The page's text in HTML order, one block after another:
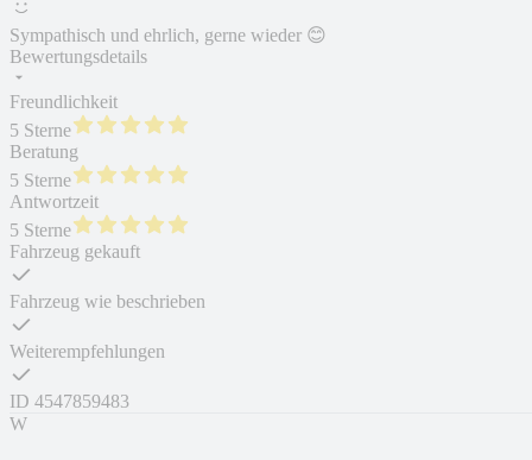
Sympathisch und ehrlich, gerne wieder 😊
Bewertungsdetails
Freundlichkeit
5 Sterne
Beratung
5 Sterne
Antwortzeit
5 Sterne
Fahrzeug gekauft
Fahrzeug wie beschrieben
Weiterempfehlungen
ID 4547859483
W